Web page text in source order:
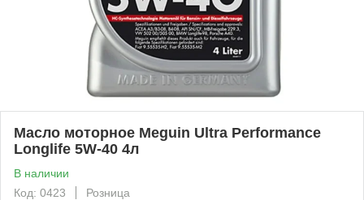
Масло моторное Meguin Ultra Performance
Longlife 5W-40 4л
В наличии
Код: 0423
Розница